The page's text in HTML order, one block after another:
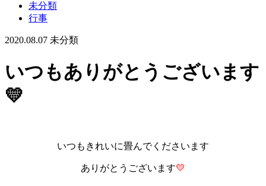
未分類
行事
2020.08.07 未分類
いつもありがとうございます
💛
いつもきれいに畳んでくださいます
ありがとうございます💛